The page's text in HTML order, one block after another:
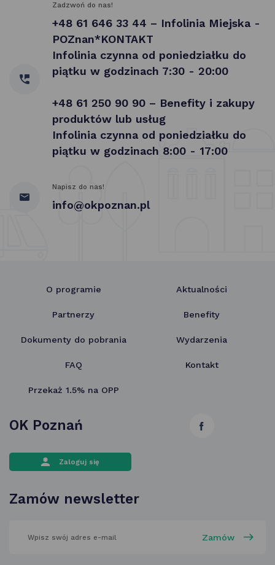
Zadzwoń do nas!
+48 61 646 33 44 – Infolinia Miejska -
POZnan*KONTAKT
Infolinia czynna od poniedziałku do
piątku w godzinach 7:30 - 20:00
+48 61 250 90 90 – Benefity i zakupy
produktów lub usług
Infolinia czynna od poniedziałku do
piątku w godzinach 8:00 - 17:00
Napisz do nas!
info@okpoznan.pl
O programie Aktualności
Partnerzy Benefity
Dokumenty do pobrania Wydarzenia
FAQ Kontakt
Przekaż 1.5% na OPP
link
OK Poznań
Zaloguj się
Zamów newsletter